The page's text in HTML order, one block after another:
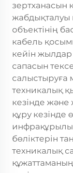
зертханасын
жабдықталуы
объектінің
кабель
кейін
сапасын
салыстыруға
техникалық
кезінде
құру
бөліктерін
техникалық